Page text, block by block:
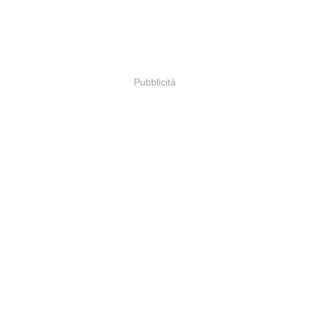
Pubblicità